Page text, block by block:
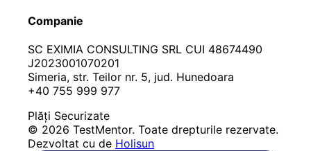
Companie
SC EXIMIA CONSULTING SRL CUI 48674490
J2023001070201
Simeria, str. Teilor nr. 5, jud. Hunedoara
+40 755 999 977
Plăți Securizate
© 2026 TestMentor. Toate drepturile rezervate.
Dezvoltat cu de Holisun